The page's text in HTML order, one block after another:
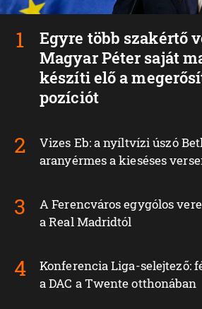
Egyre több szakértő
Magyar Péter saját
készíti elő a
pozíciót
Vizes Eb: a nyíltvízi úszó
aranyérmes a kieséses
A Ferencváros egygólos
a Real Madridtól
Konferencia Liga-selejtező:
a DAC a Twente otthonában